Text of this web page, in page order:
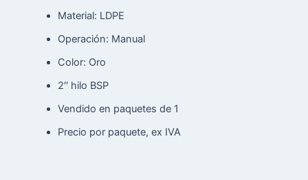
Material: LDPE
Operación: Manual
Color: Oro
2′′ hilo BSP
Vendido en paquetes de 1
Precio por paquete, ex IVA